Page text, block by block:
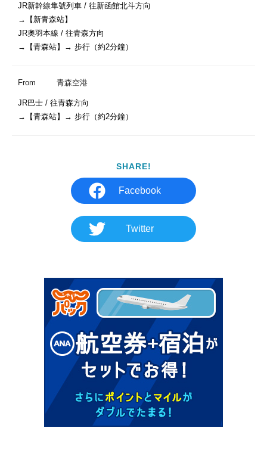
JR新幹線隼號列車 / 往新函館北斗方向
→【新青森站】
JR奧羽本線 / 往青森方向
→【青森站】→ 步行（約2分鐘）
From 青森空港
JR巴士 / 往青森方向
→【青森站】→ 步行（約2分鐘）
SHARE!
Facebook
Twitter